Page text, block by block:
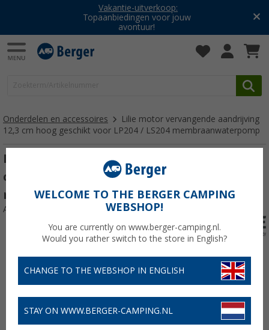
Vakantie-uitverkoop:
Topaanbiedingen voor jouw
avontuur!
Onderdelen en accessoires
Lilie motor vervangende aandrijving
12,3 cm hoog geschikt voor LP204 / LS204 membraanwaterpomp
Lilie motor vervangende aandrijving 12,3
cm hoog geschikt voor LP204 / LS204
membraanwaterpomp
Artikelnr: 655740
WELCOME TO THE BERGER CAMPING
WEBSHOP!
You are currently on www.berger-camping.nl.
Would you rather switch to the store in English?
CHANGE TO THE WEBSHOP IN ENGLISH
STAY ON WWW.BERGER-CAMPING.NL